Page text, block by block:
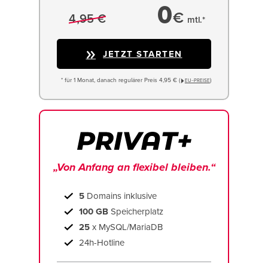
4,95 € 0€ mtl.*
JETZT STARTEN
* für 1 Monat, danach regulärer Preis 4,95 € ( EU−PREISE)
„Von Anfang an flexibel bleiben.“
5 Domains inklusive
100 GB Speicherplatz
25 x MySQL/MariaDB
24h-Hotline